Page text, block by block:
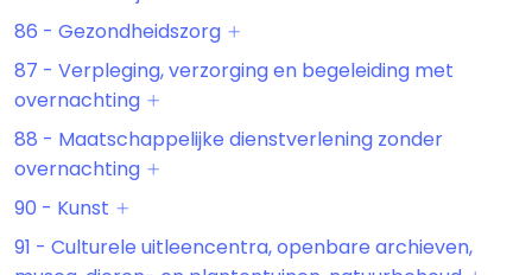
86 - Gezondheidszorg
87 - Verpleging, verzorging en begeleiding met
overnachting
88 - Maatschappelijke dienstverlening zonder
overnachting
90 - Kunst
91 - Culturele uitleencentra, openbare archieven,